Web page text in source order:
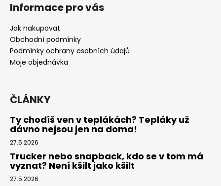
Informace pro vás
Jak nakupovat
Obchodní podmínky
Podmínky ochrany osobních údajů
Moje objednávka
ČLÁNKY
Ty chodíš ven v teplákách? Tepláky už
dávno nejsou jen na doma!
27.5.2026
Trucker nebo snapback, kdo se v tom má
vyznat? Není kšilt jako kšilt
27.5.2026